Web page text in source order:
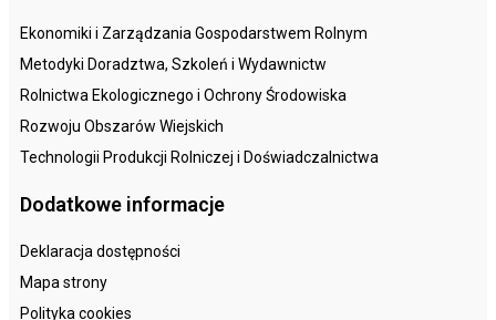
Ekonomiki i Zarządzania Gospodarstwem Rolnym
Metodyki Doradztwa, Szkoleń i Wydawnictw
Rolnictwa Ekologicznego i Ochrony Środowiska
Rozwoju Obszarów Wiejskich
Technologii Produkcji Rolniczej i Doświadczalnictwa
Dodatkowe informacje
Deklaracja dostępności
Mapa strony
Polityka cookies